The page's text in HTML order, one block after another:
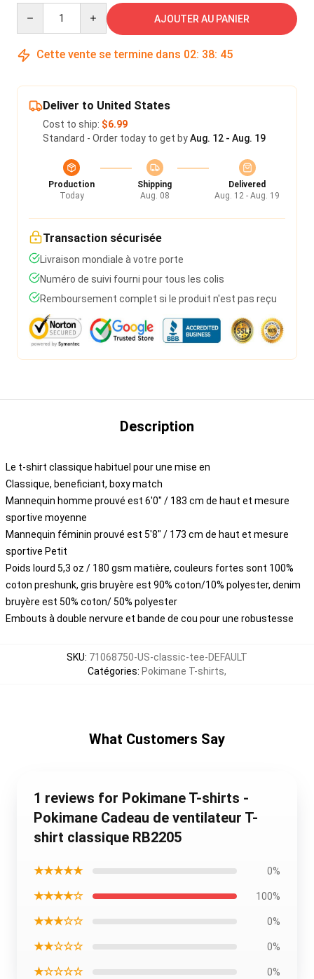
AJOUTER AU PANIER
Cette vente se termine dans 02: 38: 45
Deliver to United States
Cost to ship: $6.99
Standard - Order today to get byAug. 12 - Aug. 19
Production
Today
Shipping
Aug. 08
Delivered
Aug. 12 - Aug. 19
Transaction sécurisée
Livraison mondiale à votre porte
Numéro de suivi fourni pour tous les colis
Remboursement complet si le produit n'est pas reçu
Description
Le t-shirt classique habituel pour une mise en
Classique, beneficiant, boxy match
Mannequin homme prouvé est 6'0" / 183 cm de haut et mesure
sportive moyenne
Mannequin féminin prouvé est 5'8" / 173 cm de haut et mesure
sportive Petit
Poids lourd 5,3 oz / 180 gsm matière, couleurs fortes sont 100%
coton preshunk, gris bruyère est 90% coton/10% polyester, denim
bruyère est 50% coton/ 50% polyester
Embouts à double nervure et bande de cou pour une robustesse
SKU: 71068750-US-classic-tee-DEFAULT
Catégories: Pokimane T-shirts,
What Customers Say
1 reviews for Pokimane T-shirts -
Pokimane Cadeau de ventilateur T-
shirt classique RB2205
★★★★★ 0%
★★★★☆ 100%
★★★☆☆ 0%
★★☆☆☆ 0%
★☆☆☆☆ 0%